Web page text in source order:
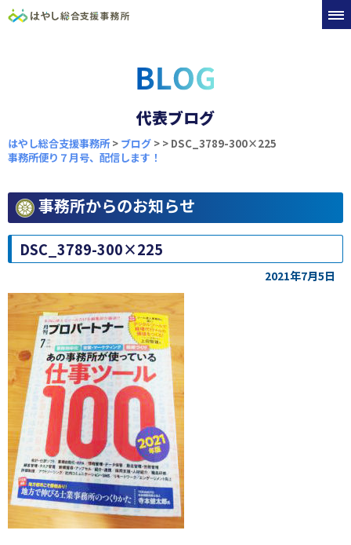
代表ブログ
はやし総合支援事務所> ブログ >
事務所便り７月号、配信します！
> DSC_3789-300×225
事務所からのお知らせ
DSC_3789-300×225
2021年7月5日